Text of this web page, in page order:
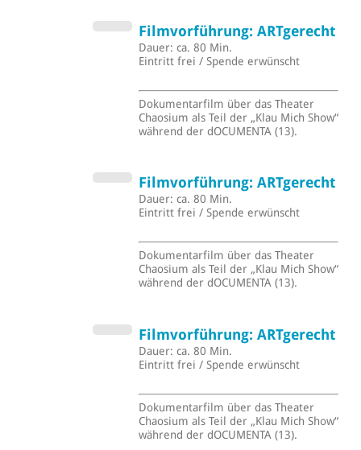
Filmvorführung: ARTgerecht
Dauer: ca. 80 Min.
Eintritt frei / Spende erwünscht
Dokumentarfilm über das Theater
Chaosium als Teil der „Klau Mich Show“
während der dOCUMENTA (13).
Filmvorführung: ARTgerecht
Dauer: ca. 80 Min.
Eintritt frei / Spende erwünscht
Dokumentarfilm über das Theater
Chaosium als Teil der „Klau Mich Show“
während der dOCUMENTA (13).
Filmvorführung: ARTgerecht
Dauer: ca. 80 Min.
Eintritt frei / Spende erwünscht
Dokumentarfilm über das Theater
Chaosium als Teil der „Klau Mich Show“
während der dOCUMENTA (13).